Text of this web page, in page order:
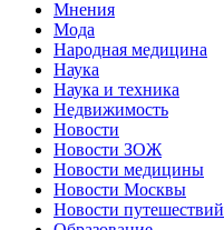
Мнения
Мода
Народная медицина
Наука
Наука и техника
Недвижимость
Новости
Новости ЗОЖ
Новости медицины
Новости Москвы
Новости путешествий